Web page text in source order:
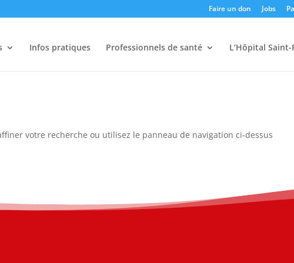
Faire un don Jobs
Infos pratiques Professionnels de santé L’Hôpital
votre recherche ou utilisez le panneau de navigation ci-dessus